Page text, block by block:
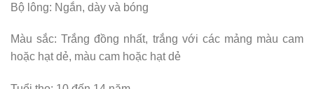
Bộ lông: Ngắn, dày và bóng
Màu sắc: Trắng đồng nhất, trắng với các mảng màu cam
hoặc hạt dẻ, màu cam hoặc hạt dẻ